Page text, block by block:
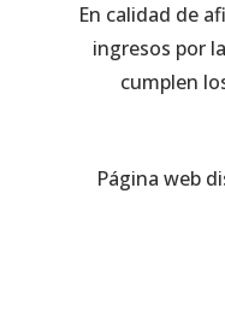
En calidad de
ingresos por
cumplen
Página web